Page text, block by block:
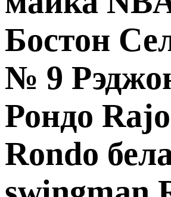
Бостон
№ 9
Рондо
Rondo